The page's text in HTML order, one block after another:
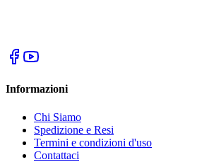
Informazioni
Chi Siamo
Spedizione e Resi
Termini e condizioni d'uso
Contattaci